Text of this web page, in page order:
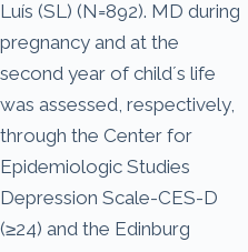
Luís (SL) (N=892). MD during
pregnancy and at the
second year of child´s life
was assessed, respectively,
through the Center for
Epidemiologic Studies
Depression Scale-CES-D
(≥24) and the Edinburg